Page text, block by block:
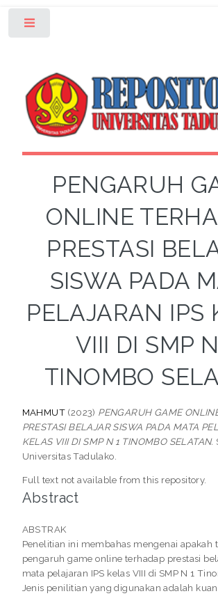
PENGARUH
ONLINE
PRESTASI
SISWA PADA
PELAJARAN IPS
VIII DI SMP
TINOMBO
MAHMUT (2023) PENGARUH GAME
PRESTASI BELAJAR SISWA PADA MATA
KELAS VIII DI SMP N 1 TINOMBO SELATAN.
Universitas Tadulako.
Full text not available from this repository.
Abstract
ABSTRAK
Penelitian ini membahas mengenai apakah
pengaruh game online terhadap prestasi
mata pelajaran IPS kelas VIII di SMP N 1
Jenis penilitian yang digunakan adalah